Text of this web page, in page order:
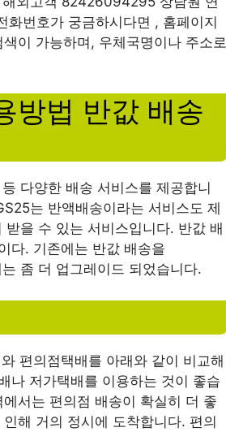
번호가 궁금하시다면 , 홈페이지
이 가능하며, 우체국명이나 주소로
방법 반값 배송
다양한 배송 서비스를 제공합니
는 반액배송이라는 서비스도 제
을 수 있는 서비스입니다. 반값 배
다. 기존에는 반값 배송을
좀 더 업그레이드 되었습니다.
편의점택배를 아래와 같이 비교해
나 저가택배를 이용하는 것이 좋습
서는 편의점 배송이 확실히 더 좋
해 거의 정시에 도착합니다. 편의